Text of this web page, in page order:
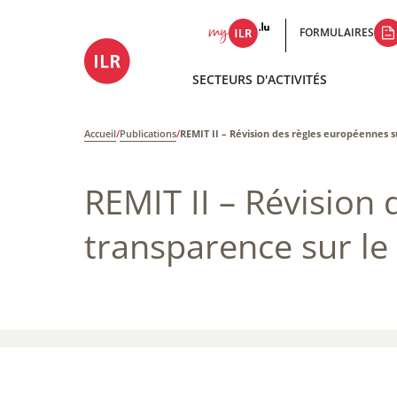
FORMULAIRES
SECTEURS D'ACTIVITÉS
Accueil/Publications/REMIT II – Révision des règles
REMIT II –
transparence sur le